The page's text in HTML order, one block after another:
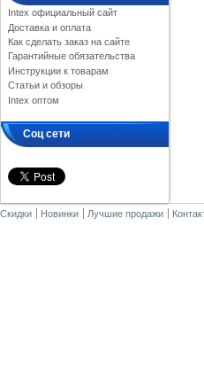
Intex официальный сайт
Доставка и оплата
Как сделать заказ на сайте
Гарантийные обязательства
Инструкции к товарам
Статьи и обзоры
Intex оптом
Соц сети
Скидки Новинки Лучшие продажи